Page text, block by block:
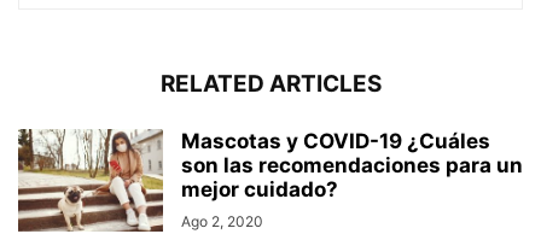
RELATED ARTICLES
Mascotas y COVID-19 ¿Cuáles
son las recomendaciones para un
mejor cuidado?
Ago 2, 2020